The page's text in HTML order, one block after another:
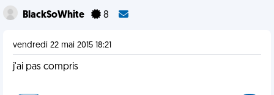
BlackSoWhite 8
vendredi 22 mai 2015 18:21
j'ai pas compris